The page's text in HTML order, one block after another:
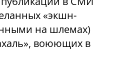
«экшн-
на шлемах)
воюющих в